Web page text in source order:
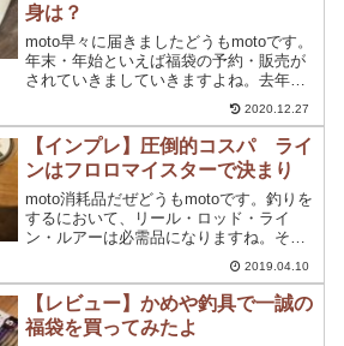
身は？
moto早々に届きましたどうもmotoです。
年末・年始といえば福袋の予約・販売が
されていきましていきますよね。去年に
購入したのは、こちら一誠の2019年の福
袋ですが、中身は結構お買い得感があり
ました。まぁ、福袋なんで損するような
物にはなって...
2020.12.27
【インプレ】圧倒的コスパ ライ
ンはフロロマイスターで決まり
moto消耗品だぜどうもmotoです。釣りを
するにおいて、リール・ロッド・ライ
ン・ルアーは必需品になりますね。その
中でも、消耗品分類になるのが【ライ
ン】になりますよね。ラインも様々なメ
ーカーから発売されていますが、価格・
素材・品質も違ってき...
2019.04.10
【レビュー】かめや釣具で一誠の
福袋を買ってみたよ